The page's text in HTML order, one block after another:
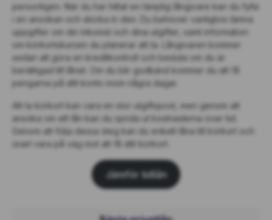
personligen. När du har hittat en lämplig långivare kan du fylla
i en ansökan och skicka in den. Du behöver vanligtvis lämna
uppgifter om din inkomst och dina utgifter, samt information
om körkortskursen du planerar att ta. Långivaren kommer
sedan att göra en kreditkontroll och besluta om du är
berättigad till lånet. Om du blir godkänd kommer du att få
pengarna på ditt konto inom några dagar.
Att ta körkort kan vara en stor utgiftspost, men genom att
ansöka om ett lån kan du sprida ut kostnaderna över tid.
Genom att följa dessa steg kan du enkelt låna till körkort och
snart vara på väg mot att få ditt körkort.
Jämför billån